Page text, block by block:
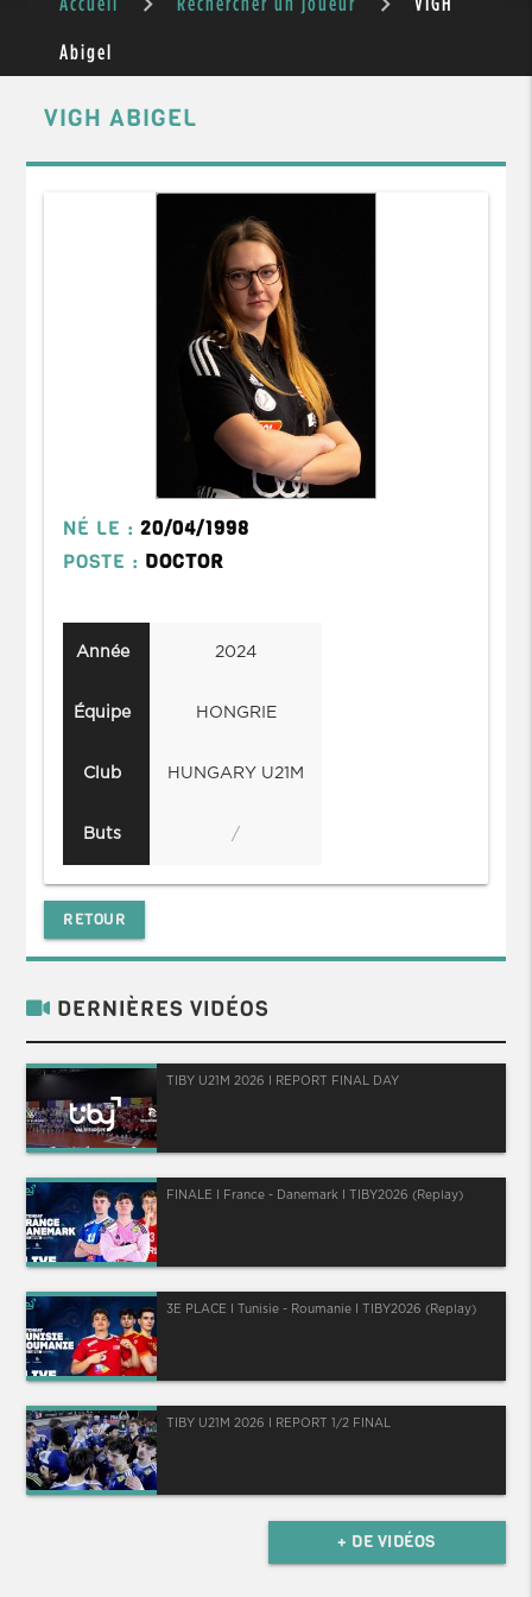
Abigel
VIGH ABIGEL
NÉ LE :20/04/1998
POSTE : DOCTOR
Année
Équipe
Club
Buts
2024
HONGRIE
HUNGARY U21M
/
RETOUR
DERNIÈRES VIDÉOS
TIBY U21M 2026 I REPORT FINAL DAY
FINALE I France - Danemark I TIBY2026 (Replay)
3E PLACE I Tunisie - Roumanie I TIBY2026 (Replay)
TIBY U21M 2026 I REPORT 1/2 FINAL
+ DE VIDÉOS